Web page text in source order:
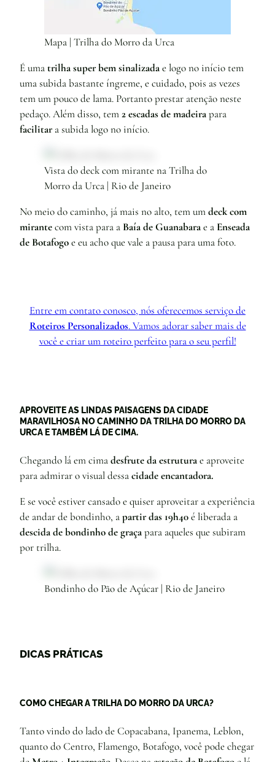
Mapa | Trilha do Morro da Urca
É umatrilha super bem sinalizadae logo no início tem
uma subida bastante íngreme, e cuidado, pois as vezes
tem um pouco de lama. Portanto prestar atenção neste
pedaço. Além disso, tem2 escadas de madeirapara
facilitara subida logo no início.
Vista do deck com mirante na Trilha do
Morro da Urca | Rio de Janeiro
No meio do caminho, já mais no alto, tem umdeck com
mirantecom vista para a Baía de Guanabarae a Enseada
de Botafogoe eu acho que vale a pausa para uma foto.
Entre em contato conosco, nós oferecemos serviço de
Roteiros Personalizados. Vamos adorar saber mais de
você e criar um roteiro perfeito para o seu perfil!
APROVEITE AS LINDAS PAISAGENS DA CIDADE
MARAVILHOSA NO CAMINHO DA TRILHA DO MORRO DA
URCA E TAMBÉM LÁ DE CIMA.
Chegando lá em cimadesfrute da estruturae aproveite
para admirar o visual dessacidade encantadora.
E se você estiver cansado e quiser aproveitar a experiência
de andar de bondinho, apartir das 19h40é liberada a
descida de bondinho de graçapara aqueles que subiram
por trilha.
Bondinho do Pão de Açúcar | Rio de Janeiro
DICAS PRÁTICAS
COMO CHEGAR A TRILHA DO MORRO DA URCA?
Tanto vindo do lado de Copacabana, Ipanema, Leblon,
quanto do Centro, Flamengo, Botafogo, você pode chegar